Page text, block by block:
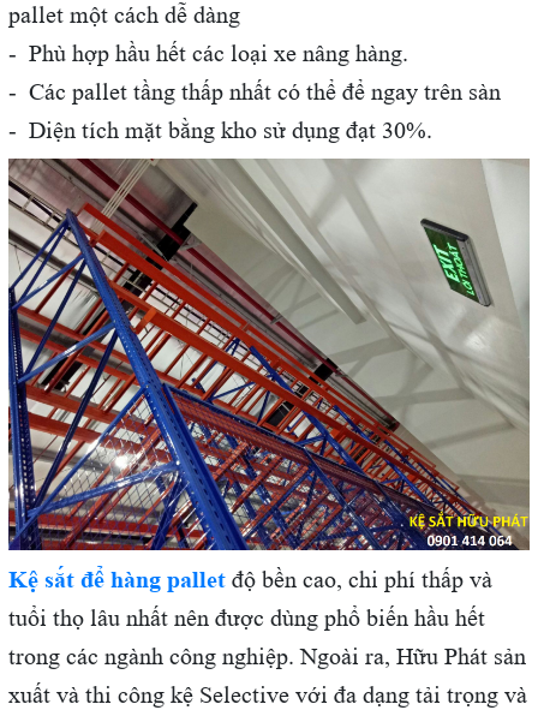
pallet một cách dễ dàng
- Phù hợp hầu hết các loại xe nâng hàng.
- Các pallet tầng thấp nhất có thể để ngay trên sàn
- Diện tích mặt bằng kho sử dụng đạt 30%.
Kệ sắt để hàng palletđộ bền cao, chi phí thấp và
tuổi thọ lâu nhất nên được dùng phổ biến hầu hết
trong các ngành công nghiệp. Ngoài ra, Hữu Phát sản
xuất và thi công kệ Selective với đa dạng tải trọng và